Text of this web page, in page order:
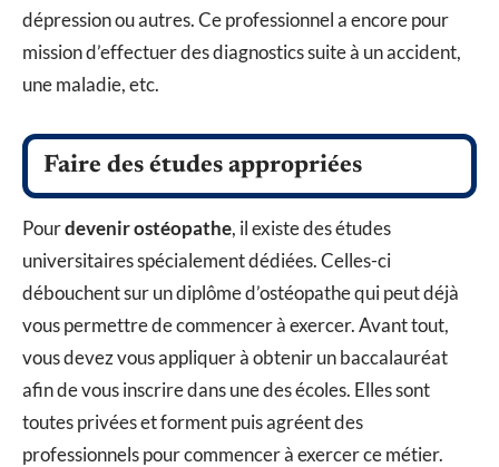
dépression ou autres. Ce professionnel a encore pour
mission d’effectuer des diagnostics suite à un accident,
une maladie, etc.
Faire des études appropriées
Pourdevenir ostéopathe, il existe des études
universitaires spécialement dédiées. Celles-ci
débouchent sur un diplôme d’ostéopathe qui peut déjà
vous permettre de commencer à exercer. Avant tout,
vous devez vous appliquer à obtenir un baccalauréat
afin de vous inscrire dans une des écoles. Elles sont
toutes privées et forment puis agréent des
professionnels pour commencer à exercer ce métier.